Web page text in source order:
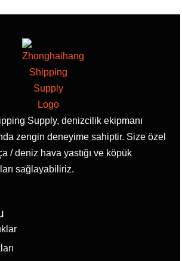
Supply, denizcilik ekipmanı
zengin deneyime sahiptir. Size özel
/ deniz hava yastığı ve köpük
sağlayabiliriz.